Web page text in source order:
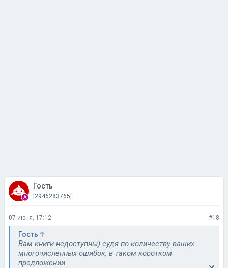
Гость
[2946283765]
07 июня, 17:12 #18
Гость
Вам книги недоступны) судя по количеству ваших
многочисленных ошибок, в таком коротком
предложении.